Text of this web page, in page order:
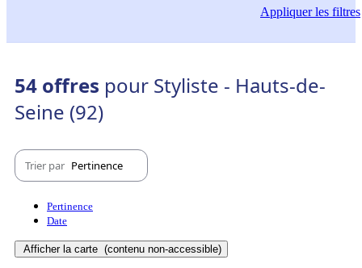
Appliquerles filtres
54 offres pour Styliste - Hauts-de-
Seine (92)
Trier par Pertinence
Pertinence
Date
Afficher la carte (contenu non-accessible)